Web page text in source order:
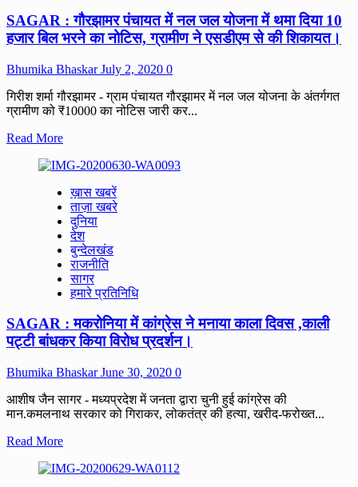
लागत
से
निर्मित
होने
वाले
निर्माण
कार्यों
भूमिपूजन।
SAGAR : गौरझामर पंचायत में नल जल योजना में थमा दिया 10
हजार बिल भरने का नोटिस, ग्रामीण ने एसडीएम से की शिकायत।
Bhumika BhaskarJuly 2, 2020 0
गिरीश शर्मा गौरझामर - ग्राम पंचायत गौरझामर में नल जल योजना के अंतर्गगत
ग्रामीण को ₹10000 का नोटिस जारी कर...
Read MoreRead
about
गौरझामर
पंचायत
नल
जल
योजना
दिया
10
बिल
भरने
का
नोटिस,
ने
से
ख़ास खबरें
ताज़ा खबरे
दुनिया
देश
बुन्देलखंड
राजनीति
सागर
हमारे प्रतिनिधि
SAGAR : मकरोनिया में कांग्रेस ने मनाया काला दिवस ,काली
पट्टी बांधकर किया विरोध प्रदर्शन।
Bhumika BhaskarJune 30, 2020 0
आशीष जैन सागर - मध्यप्रदेश में जनता द्वारा चुनी हुई कांग्रेस की
मान.कमलनाथ सरकार को गिराकर, लोकतंत्र की हत्या, खरीद-फरोख्त...
Read MoreRead
about